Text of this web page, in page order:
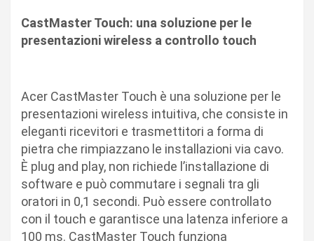
CastMaster Touch: una soluzione per le
presentazioni wireless a controllo touch
Acer CastMaster Touch è una soluzione per le
presentazioni wireless intuitiva, che consiste in
eleganti ricevitori e trasmettitori a forma di
pietra che rimpiazzano le installazioni via cavo.
È plug and play, non richiede l’installazione di
software e può commutare i segnali tra gli
oratori in 0,1 secondi. Può essere controllato
con il touch e garantisce una latenza inferiore a
100 ms. CastMaster Touch funziona